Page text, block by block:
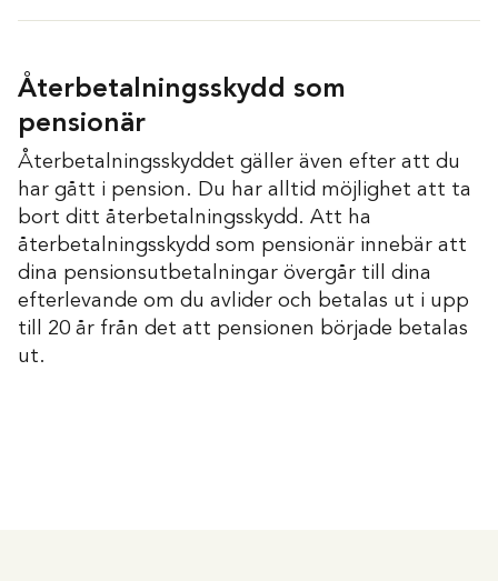
Återbetalningsskydd som
pensionär
Återbetalningsskyddet gäller även efter att du
har gått i pension. Du har alltid möjlighet att ta
bort ditt återbetalningsskydd. Att ha
återbetalningsskydd som pensionär innebär att
dina pensionsutbetalningar övergår till dina
efterlevande om du avlider och betalas ut i upp
till 20 år från det att pensionen började betalas
ut.